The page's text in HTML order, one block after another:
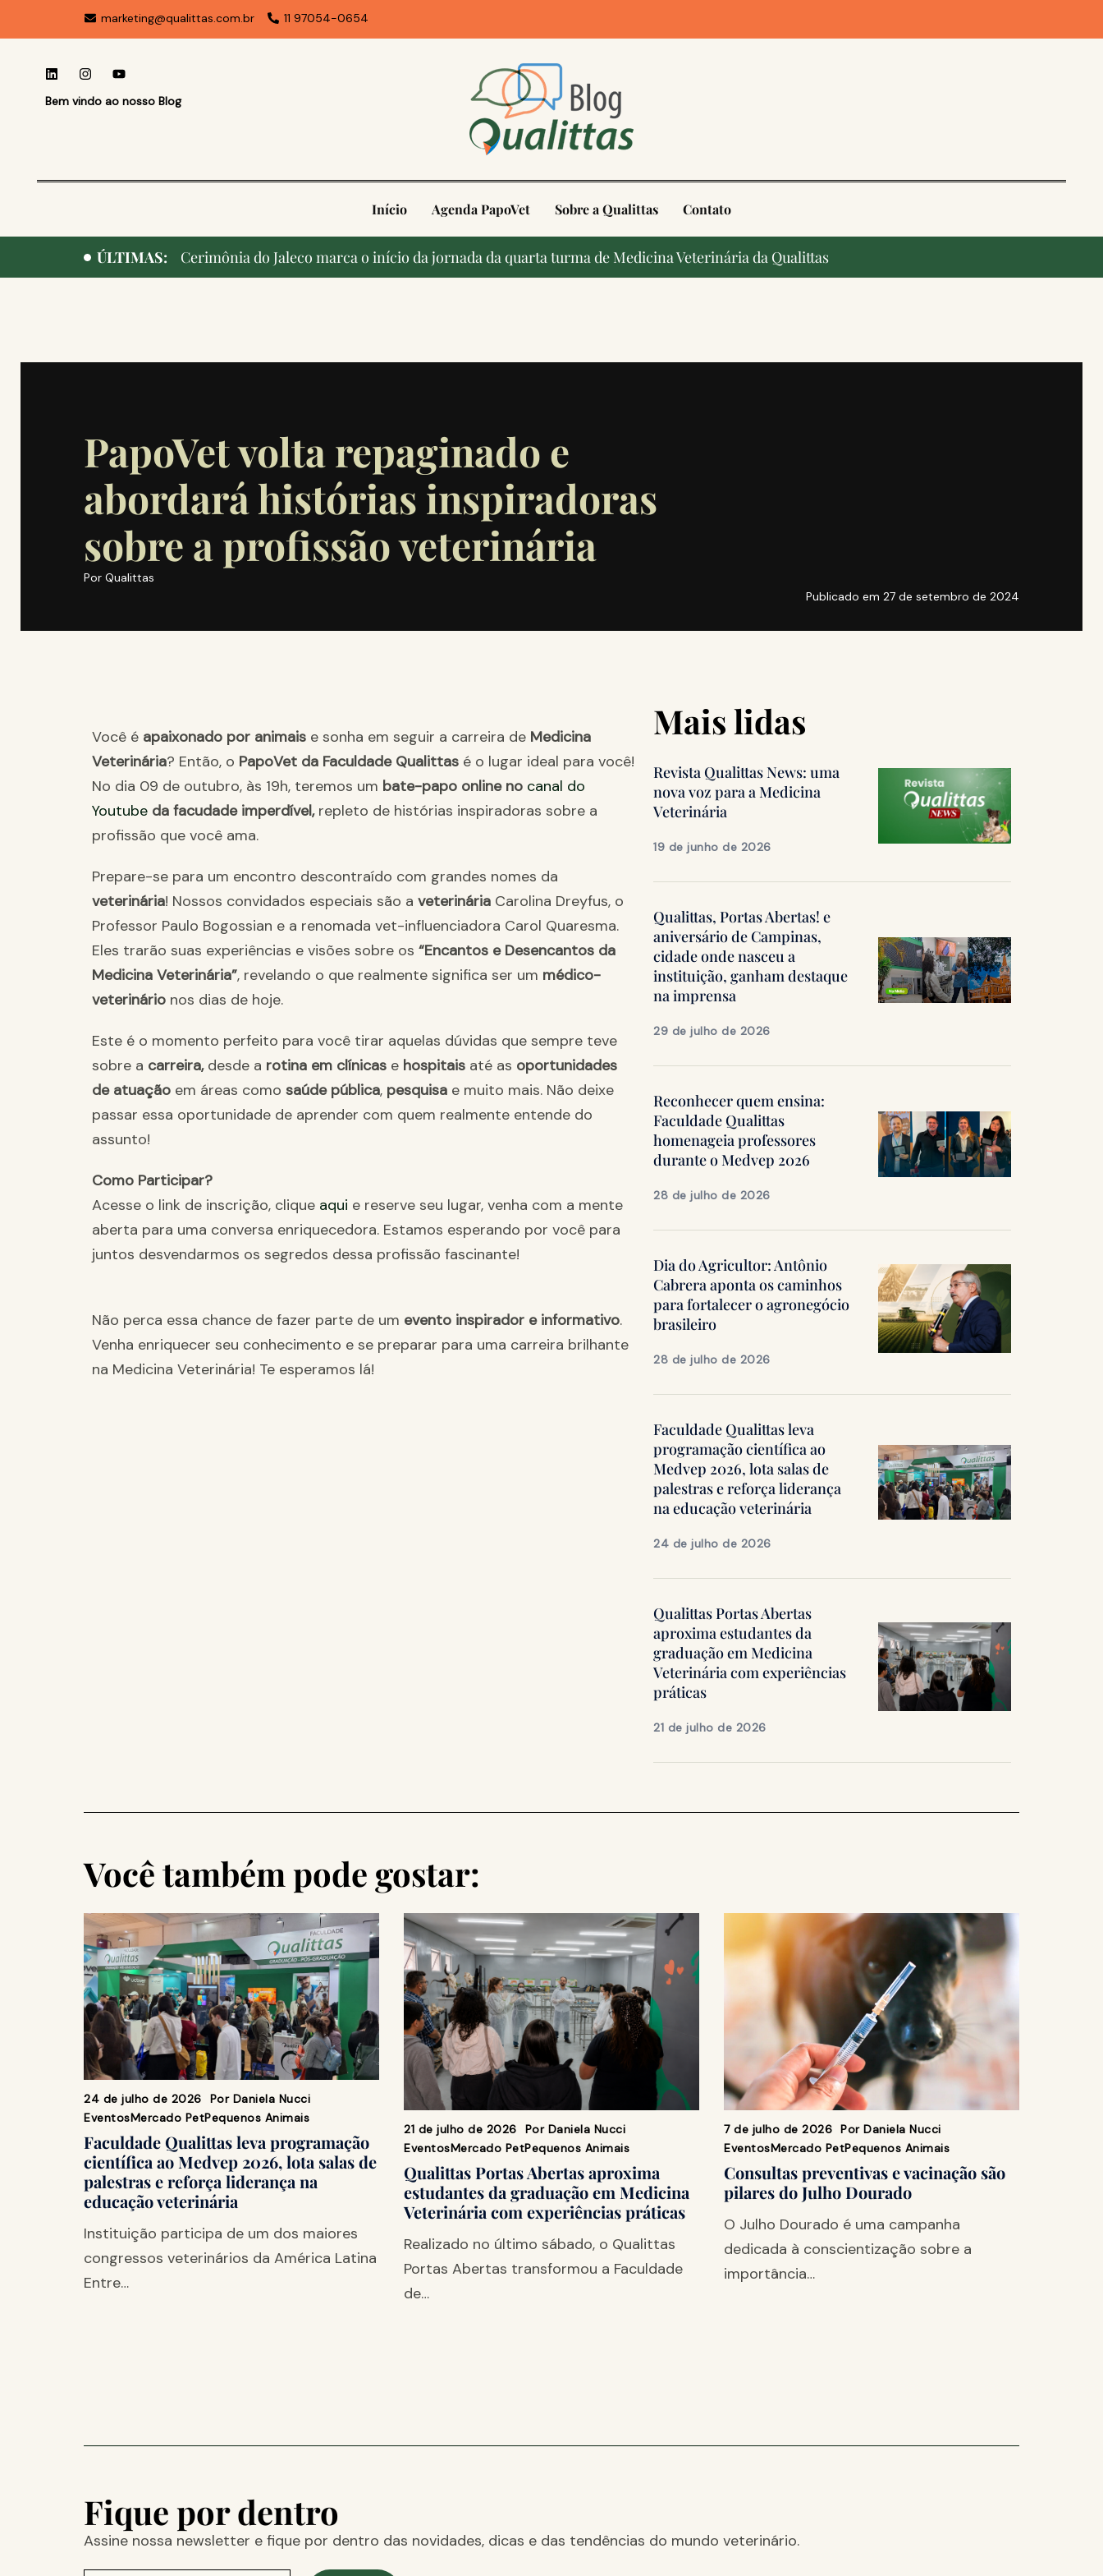
marketing@qualittas.com.br 11 97054-0654
Bem vindo ao nosso Blog
Início Agenda PapoVet Sobre a Qualittas Contato
ÚLTIMAS: Cerimônia do Jaleco marca o início da jornada da quarta turma de Medicina Veterinária da Qualittas
PapoVet volta repaginado e
abordará histórias inspiradoras
sobre a profissão veterinária
Por Qualittas
Publicado em 27 de setembro de 2024
Você é apaixonado por animais e sonha em seguir a carreira de Medicina
Veterinária? Então, o PapoVet da Faculdade Qualittas é o lugar ideal para você!
No dia 09 de outubro, às 19h, teremos um bate-papo online no canal do
Youtube da facudade imperdível,repleto de histórias inspiradoras sobre a
profissão que você ama.
Prepare-se para um encontro descontraído com grandes nomes da
veterinária! Nossos convidados especiais são a veterinária Carolina Dreyfus, o
Professor Paulo Bogossian e a renomada vet-influenciadora Carol Quaresma.
Eles trarão suas experiências e visões sobre os “Encantos e Desencantos da
Medicina Veterinária”, revelando o que realmente significa ser um médico-
veterinário nos dias de hoje.
Este é o momento perfeito para você tirar aquelas dúvidas que sempre teve
sobre a carreira,desde a rotina em clínicas e hospitais até as oportunidades
de atuação em áreas como saúde pública, pesquisa e muito mais. Não deixe
passar essa oportunidade de aprender com quem realmente entende do
assunto!
Como Participar?
Acesse o link de inscrição, clique aqui e reserve seu lugar, venha com a mente
aberta para uma conversa enriquecedora. Estamos esperando por você para
juntos desvendarmos os segredos dessa profissão fascinante!
Não perca essa chance de fazer parte de um evento inspirador e informativo.
Venha enriquecer seu conhecimento e se preparar para uma carreira brilhante
na Medicina Veterinária! Te esperamos lá!
Mais lidas
Revista Qualittas News: uma
nova voz para a Medicina
Veterinária
19 de junho de 2026
Qualittas, Portas Abertas! e
aniversário de Campinas,
cidade onde nasceu a
instituição, ganham destaque
na imprensa
29 de julho de 2026
Reconhecer quem ensina:
Faculdade Qualittas
homenageia professores
durante o Medvep 2026
28 de julho de 2026
Dia do Agricultor: Antônio
Cabrera aponta os caminhos
para fortalecer o agronegócio
brasileiro
28 de julho de 2026
Faculdade Qualittas leva
programação científica ao
Medvep 2026, lota salas de
palestras e reforça liderança
na educação veterinária
24 de julho de 2026
Qualittas Portas Abertas
aproxima estudantes da
graduação em Medicina
Veterinária com experiências
práticas
21 de julho de 2026
Você também pode gostar:
24 de julho de 2026 Por Daniela Nucci
EventosMercado PetPequenos Animais
Faculdade Qualittas leva programação
científica ao Medvep 2026, lota salas de
palestras e reforça liderança na
educação veterinária
Instituição participa de um dos maiores
congressos veterinários da América Latina
Entre…
21 de julho de 2026 Por Daniela Nucci
EventosMercado PetPequenos Animais
Qualittas Portas Abertas aproxima
estudantes da graduação em Medicina
Veterinária com experiências práticas
Realizado no último sábado, o Qualittas
Portas Abertas transformou a Faculdade
de…
7 de julho de 2026 Por Daniela Nucci
EventosMercado PetPequenos Animais
Consultas preventivas e vacinação são
pilares do Julho Dourado
O Julho Dourado é uma campanha
dedicada à conscientização sobre a
importância…
Fique por dentro
Assine nossa newsletter e fique por dentro das novidades, dicas e das tendências do mundo veterinário.